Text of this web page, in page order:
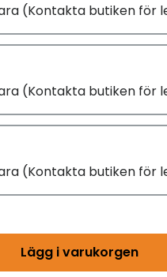
(Kontakta butiken för
(Kontakta butiken för
(Kontakta butiken för
Lägg i varukorgen